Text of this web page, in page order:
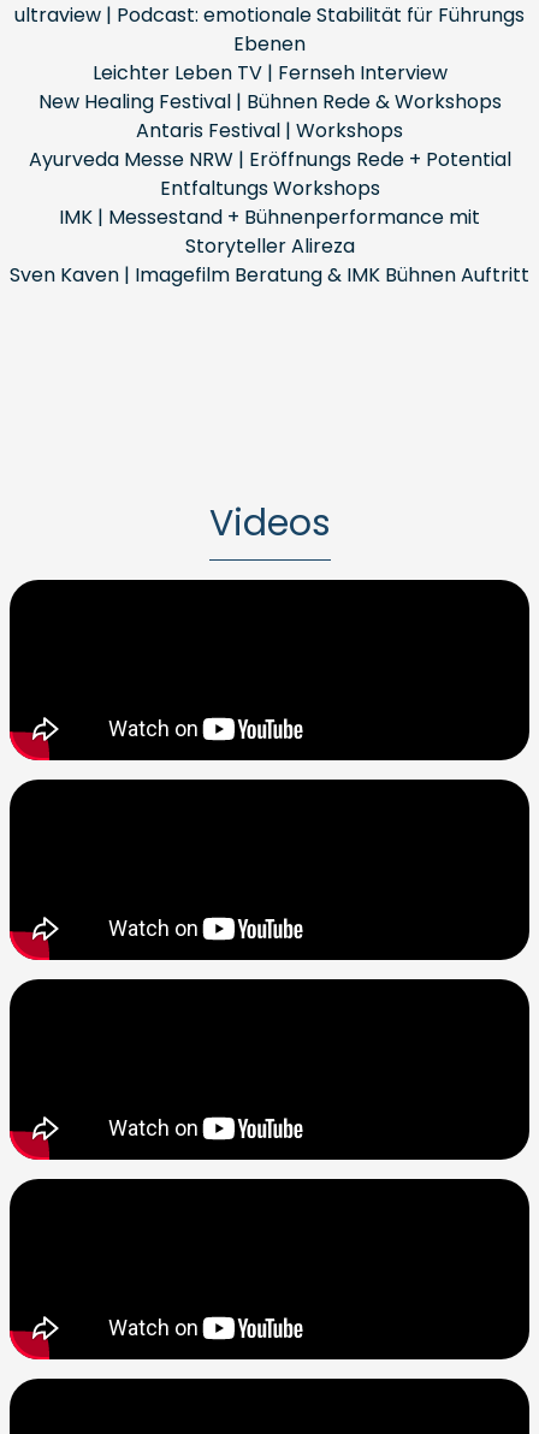
ultraview | Podcast: emotionale Stabilität für Führungs
Ebenen
Leichter Leben TV | Fernseh Interview
New Healing Festival | Bühnen Rede & Workshops
Antaris Festival | Workshops
Ayurveda Messe NRW | Eröffnungs Rede + Potential
Entfaltungs Workshops
IMK | Messestand + Bühnenperformance mit
Storyteller Alireza
Sven Kaven | Imagefilm Beratung & IMK Bühnen Auftritt
Videos